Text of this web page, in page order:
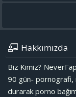
Hakkımızda
Biz Kimiz?
90 gün- pornografi,
durarak porno